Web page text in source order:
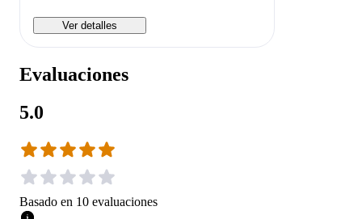
Ver detalles
Evaluaciones
5.0
Basado en 10 evaluaciones